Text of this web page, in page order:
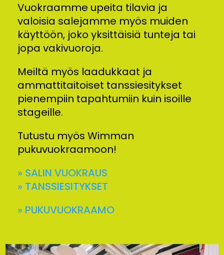
Vuokraamme upeita tilavia ja
valoisia salejamme myös muiden
käyttöön, joko yksittäisiä tunteja tai
jopa vakivuoroja.
Meiltä myös laadukkaat ja
ammattitaitoiset tanssiesitykset
pienempiin tapahtumiin kuin isoille
stageille.
Tutustu myös Wimman
pukuvuokraamoon!
» SALIN VUOKRAUS
» TANSSIESITYKSET
» PUKUVUOKRAAMO